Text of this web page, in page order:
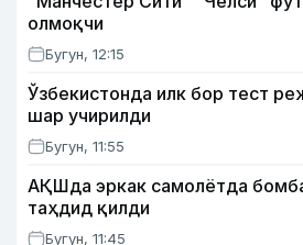
олмоқчи
Бугун, 12:15
Ўзбекистонда илк бор тест
шар учирилди
Бугун, 11:55
АҚШда эркак самолётда
таҳдид қилди
Бугун, 11:45